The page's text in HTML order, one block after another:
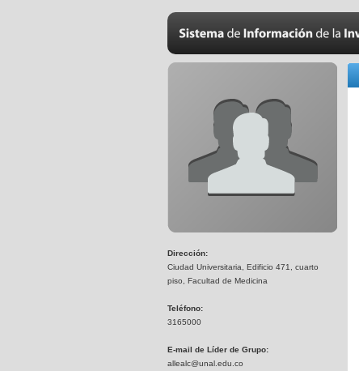
Dirección:
Ciudad Universitaria, Edificio 471, cuarto
piso, Facultad de Medicina
Teléfono:
3165000
E-mail de Líder de Grupo:
allealc@unal.edu.co